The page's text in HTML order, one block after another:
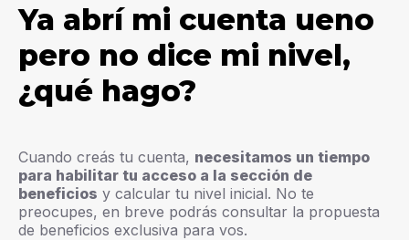
Ya abrí mi cuenta ueno
pero no dice mi nivel,
¿qué hago?
Cuando creás tu cuenta, necesitamos un tiempo
para habilitar tu acceso a la sección de
beneficios y calcular tu nivel inicial. No te
preocupes, en breve podrás consultar la propuesta
de beneficios exclusiva para vos.